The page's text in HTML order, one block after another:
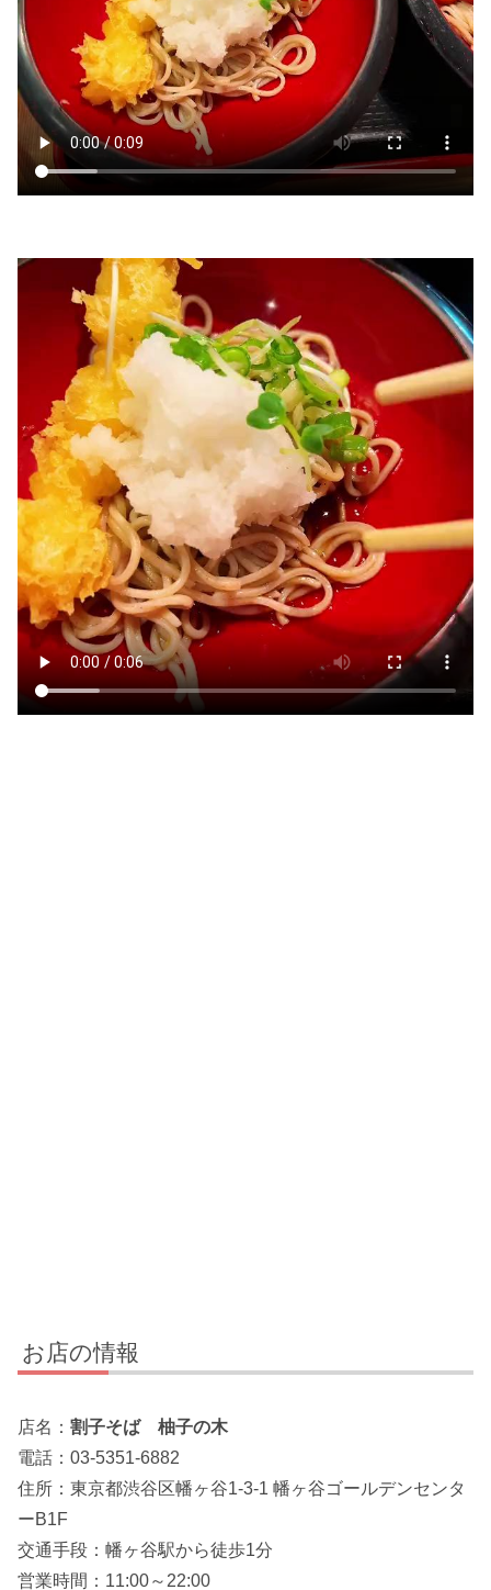
お店の情報
店名： 割子そば 柚子の木
電話：03-5351-6882
住所：東京都渋谷区幡ヶ谷1-3-1 幡ヶ谷ゴールデンセンタ
ーB1F
交通手段：幡ヶ谷駅から徒歩1分
営業時間：11:00～22:00